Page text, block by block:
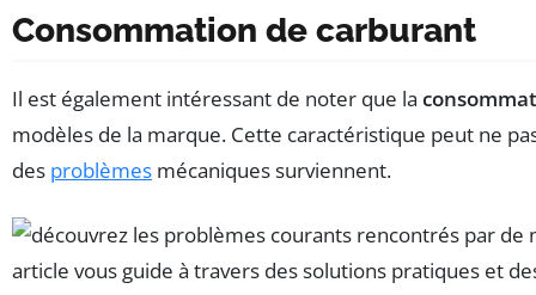
Consommation de carburant
Il est également intéressant de noter que la
modèles de la marque. Cette caractéristique peut ne
des problèmes mécaniques surviennent.